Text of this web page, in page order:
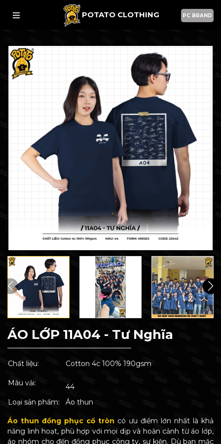
POTATO CLOTHING PC BRAND
ÁO LỚP 11A04 - Tư Nghĩa
Chất liệu: Cotton 4c 100% 190gsm
Màu vải:
44
Loại sản phẩm:
Áo thun
Áo thun đồng phục cổ tròn có ưu điểm lớn nhất là khả
năng linh hoạt, phù hợp với mọi dịp và hoàn cảnh từ áo lớp,
áo nhóm cho đến đồng phục công ty, sự kiện. Dù bạn mặc